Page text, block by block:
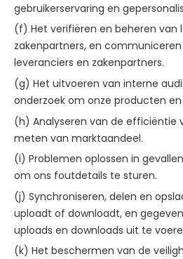
gebruikerservaring en
(f) Het verifiëren en beheren van
zakenpartners, en
leveranciers en zakenpartners.
(g) Het uitvoeren van interne
onderzoek om onze producten
(h) Analyseren van de efficiëntie
meten van marktaandeel.
(i) Problemen oplossen in
om ons foutdetails te sturen.
(j) Synchroniseren, delen en
uploadt of downloadt, en
uploads en downloads uit te
(k) Het beschermen van de